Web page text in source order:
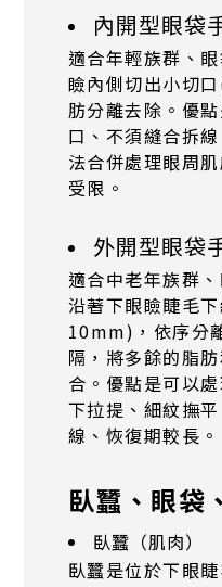
內開型眼袋
適合年輕族群、
瞼內側切出小切
肪分離去除。優
口、不須縫合拆
法合併處理眼周
受限。
外開型眼袋
適合中老年族群
沿著下眼瞼睫毛
10mm)，依序分
隔，將多餘的脂
合。優點是可以
下拉提、細紋撫
線、恢復期較長。
臥蠶、眼袋
臥蠶（肌肉）
臥蠶是位於下眼